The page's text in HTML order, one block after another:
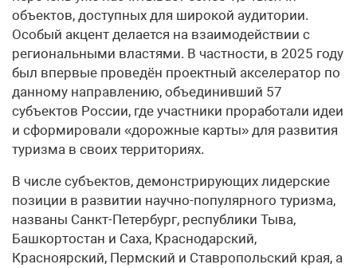
объектов, доступных для широкой аудитории.
Особый акцент делается на взаимодействии с
региональными властями. В частности, в 2025 году
был впервые проведён проектный акселератор по
данному направлению, объединивший 57
субъектов России, где участники проработали идеи
и сформировали «дорожные карты» для развития
туризма в своих территориях.
В числе субъектов, демонстрирующих лидерские
позиции в развитии научно-популярного туризма,
названы Санкт-Петербург, республики Тыва,
Башкортостан и Саха, Краснодарский,
Красноярский, Пермский и Ставропольский края, а